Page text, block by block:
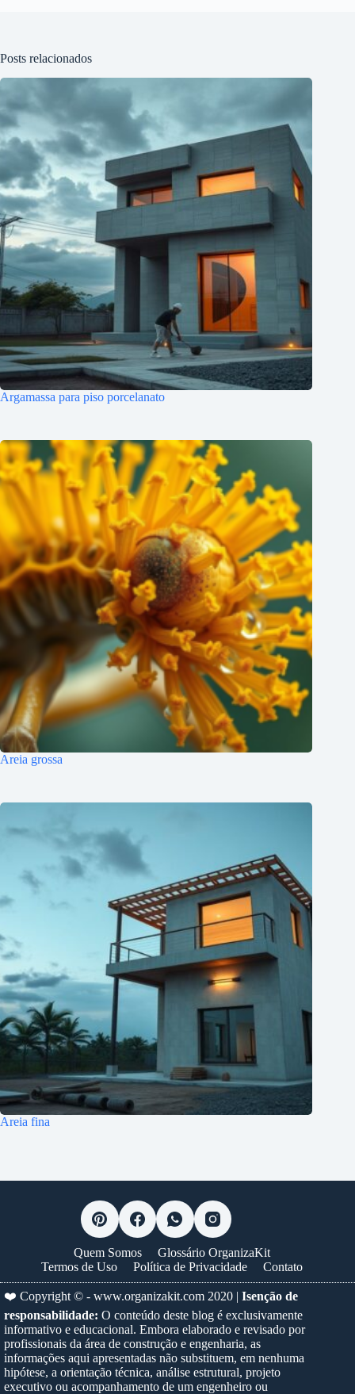
Posts relacionados
Argamassa para piso porcelanato
Areia grossa
Areia fina
Quem Somos
Glossário OrganizaKit
Termos de Uso
Política de Privacidade Contato
❤️ Copyright © - www.organizakit.com 2020 | Isenção de
responsabilidade: O conteúdo deste blog é exclusivamente
informativo e educacional. Embora elaborado e revisado por
profissionais da área de construção e engenharia, as
informações aqui apresentadas não substituem, em nenhuma
hipótese, a orientação técnica, análise estrutural, projeto
executivo ou acompanhamento de um engenheiro ou